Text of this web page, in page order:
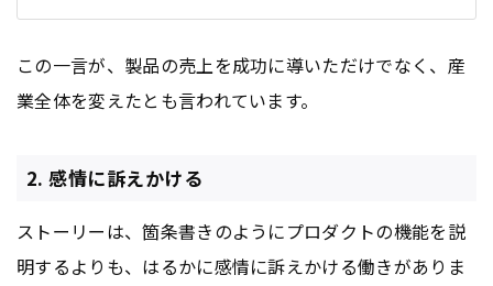
この一言が、製品の売上を成功に導いただけでなく、産
業全体を変えたとも言われています。
2. 感情に訴えかける
ストーリーは、箇条書きのようにプロダクトの機能を説
明するよりも、はるかに感情に訴えかける働きがありま